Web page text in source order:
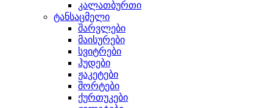
კალათბურთი
ტანსაცმელი
შარვლები
მაისურები
სვიტრები
ჰუდები
ჟაკეტები
შორტები
ქურთუკები